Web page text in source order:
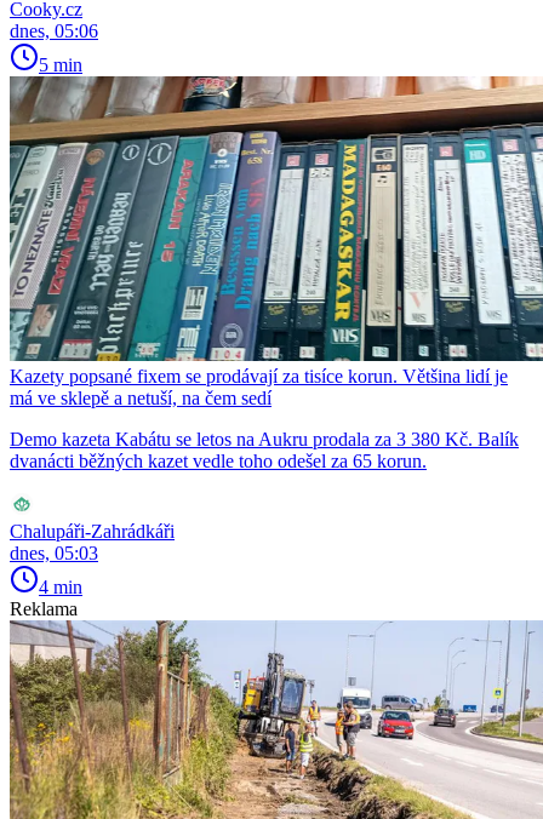
Cooky.cz
dnes, 05:06
5 min
Kazety popsané fixem se prodávají za tisíce korun. Většina lidí je
má ve sklepě a netuší, na čem sedí
Demo kazeta Kabátu se letos na Aukru prodala za 3 380 Kč. Balík
dvanácti běžných kazet vedle toho odešel za 65 korun.
Chalupáři-Zahrádkáři
dnes, 05:03
4 min
Reklama